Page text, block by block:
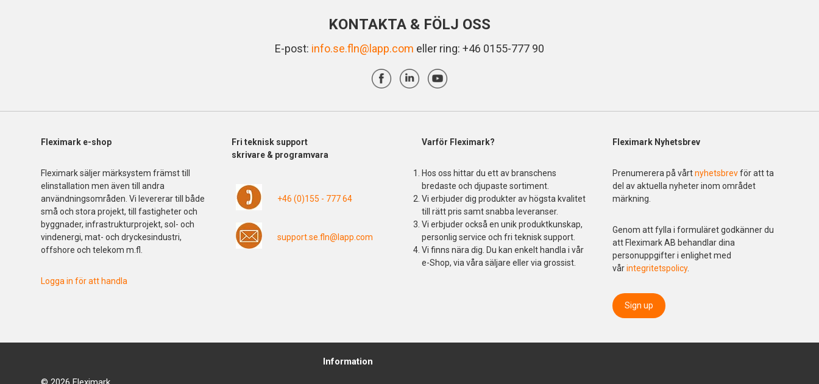
KONTAKTA & FÖLJ OSS
E-post: info.se.fln@lapp.com eller ring: +46 0155-777 90
Fleximark e-shop
Fleximark säljer märksystem främst till
elinstallation men även till andra
användningsområden. Vi levererar till både
små och stora projekt, till fastigheter och
byggnader, infrastrukturprojekt, sol- och
vindenergi, mat- och dryckesindustri,
offshore och telekom m.fl.
Logga in för att handla
Fri teknisk support
skrivare & programvara
+46 (0)155 - 777 64
support.se.fln@lapp.com
Varför Fleximark?
Hos oss hittar du ett av branschens
bredaste och djupaste sortiment.
Vi erbjuder dig produkter av högsta kvalitet
till rätt pris samt snabba leveranser.
Vi erbjuder också en unik produktkunskap,
personlig service och fri teknisk support.
Vi finns nära dig. Du kan enkelt handla i vår
e-Shop, via våra säljare eller via grossist.
Fleximark Nyhetsbrev
Prenumerera på vårtnyhetsbrevför att ta
del av aktuella nyheter inom området
märkning.
Genom att fylla i formuläret godkänner du
att Fleximark AB behandlar dina
personuppgifter i enlighet med
vårintegritetspolicy.
Sign up
Information